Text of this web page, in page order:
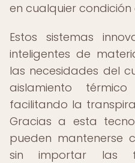
en cualquier condición
Estos sistemas
inteligentes de
las necesidades del
aislamiento
facilitando la
Gracias a esta
pueden mantenerse
sin importar las